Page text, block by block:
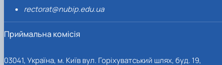
rectorat@nubip.edu.ua
Приймальна комісія
03041, Україна, м. Київ вул. Горіхуватський шлях, буд. 19,